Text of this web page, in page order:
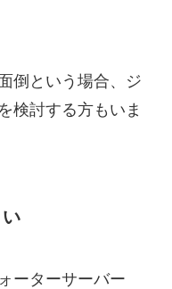
倒という場合、ジ
検討する方もいま
ーターサーバー